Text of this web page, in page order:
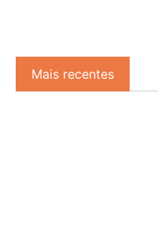
Mais recentes